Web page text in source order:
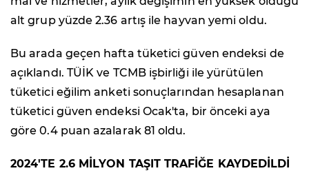
alt grup yüzde 2.36 artış ile hayvan yemi oldu.
Bu arada geçen hafta tüketici güven endeksi de
açıklandı. TÜİK ve TCMB işbirliği ile yürütülen
tüketici eğilim anketi sonuçlarından hesaplanan
tüketici güven endeksi Ocak'ta, bir önceki aya
göre 0.4 puan azalarak 81 oldu.
2024'TE 2.6 MİLYON TAŞIT TRAFİĞE KAYDEDİLDİ